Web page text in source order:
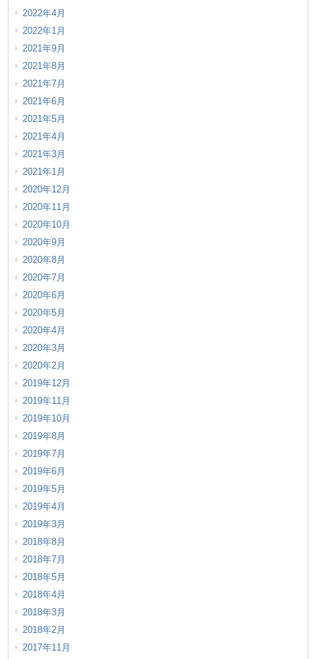
2022年4月
2022年1月
2021年9月
2021年8月
2021年7月
2021年6月
2021年5月
2021年4月
2021年3月
2021年1月
2020年12月
2020年11月
2020年10月
2020年9月
2020年8月
2020年7月
2020年6月
2020年5月
2020年4月
2020年3月
2020年2月
2019年12月
2019年11月
2019年10月
2019年8月
2019年7月
2019年6月
2019年5月
2019年4月
2019年3月
2018年8月
2018年7月
2018年5月
2018年4月
2018年3月
2018年2月
2017年11月